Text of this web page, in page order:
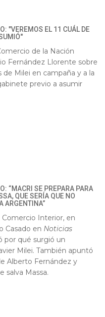
"VEREMOS EL 11 CUÁL DE
de la Nación
Fernández Llorente sobre
de Milei en campaña y a la
previo a asumir
“MACRI SE PREPARA PARA
QUE SERÍA QUE NO
ARGENTINA”
Comercio Interior, en
Casado en Noticias
por qué surgió un
Milei. También apuntó
Alberto Fernández y
salva Massa.